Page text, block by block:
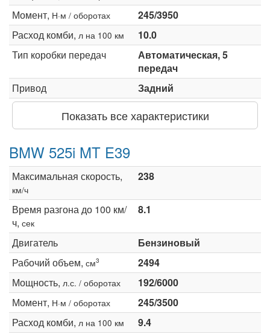
Момент, Н·м / оборотах
245/3950
Расход комби, л на 100 км
10.0
Тип коробки передач
Автоматическая, 5
передач
Привод
Задний
Показать все характеристики
BMW 525i MT E39
Максимальная скорость,
км/ч
238
Время разгона до 100 км/
ч, сек
8.1
Двигатель
Бензиновый
Рабочий объем, см3
2494
Мощность, л.с. / оборотах
192/6000
Момент, Н·м / оборотах
245/3500
Расход комби, л на 100 км
9.4